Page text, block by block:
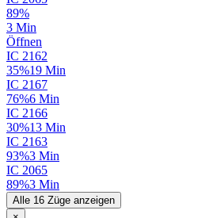
89%
3 Min
Öffnen
IC 2162
35%19 Min
IC 2167
76%6 Min
IC 2166
30%13 Min
IC 2163
93%3 Min
IC 2065
89%3 Min
Alle 16 Züge anzeigen